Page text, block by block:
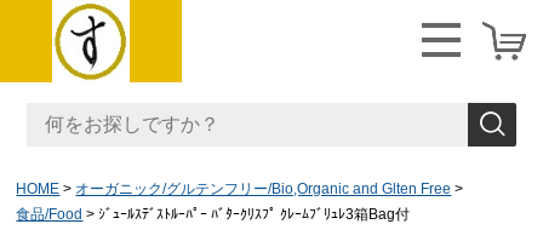
HOME
オーガニック/グルテンフリー/Bio,Organic and Glten Free
食品/Food
ｼﾞｭｰﾙｽﾃﾞｽﾄﾙｰﾊﾟｰ ﾊﾞﾀｰｸﾘｽﾌﾟ ｸﾚｰﾑﾌﾞﾘｭﾚ3箱Bag付